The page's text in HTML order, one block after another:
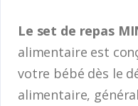
Le set de repas
alimentaire est
votre bébé dès le
alimentaire,